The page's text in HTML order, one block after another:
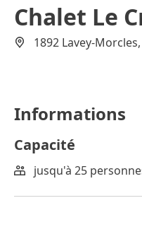
Chalet Le
1892 Lavey-
Informations
Capacité
jusqu'à 25